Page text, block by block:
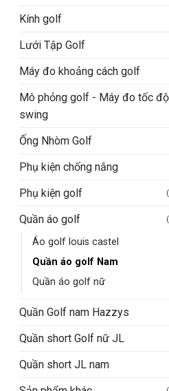
Kính golf
Lưới Tập Golf
Máy đo khoảng cách golf
Mô phỏng golf - Máy đo tốc độ
swing
Ống Nhòm Golf
Phụ kiện chống nắng
Phụ kiện golf
Quần áo golf
Áo golf louis castel
Quần áo golf Nam
Quần áo golf nữ
Quần Golf nam Hazzys
Quần short Golf nữ JL
Quần short JL nam